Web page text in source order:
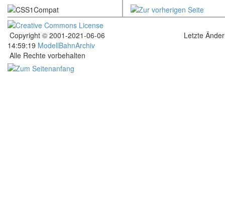
Copyright © 2001-2021-06-06
14:59:19 ModellBahnArchiv
Letzte
Alle Rechte vorbehalten